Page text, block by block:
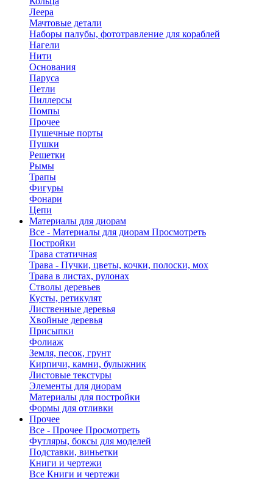
Леера
Мачтовые детали
Наборы палубы, фототравление для кораблей
Нагели
Нити
Основания
Паруса
Петли
Пиллерсы
Помпы
Прочее
Пушечные порты
Пушки
Решетки
Рымы
Трапы
Фигуры
Фонари
Цепи
Материалы для диорам
Все - Материалы для диорам Просмотреть
Постройки
Трава статичная
Трава - Пучки, цветы, кочки, полоски, мох
Трава в листах, рулонах
Стволы деревьев
Кусты, ретикулят
Лиственные деревья
Хвойные деревья
Присыпки
Фолиаж
Земля, песок, грунт
Кирпичи, камни, булыжник
Листовые текстуры
Элементы для диорам
Материалы для постройки
Формы для отливки
Прочее
Все - Прочее Просмотреть
Футляры, боксы для моделей
Подставки, виньетки
Книги и чертежи
Все Книги и чертежи